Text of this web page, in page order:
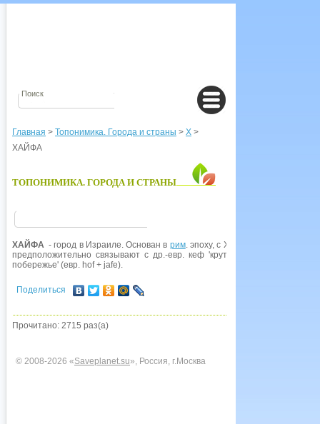
Главная > Топонимика. Города и страны > Х >
ХАЙФА
ТОПОНИМИКА. ГОРОДА И СТРАНЫ
ХАЙФА - город в Израиле. Основан в рим. эпоху, с XI в. сравнительно
предположительно связывают с др.-евр. кеф 'крутой обрыв, скала,
побережье' (евр. hof + jafe).
Поделиться
Прочитано: 2715 раз(а)
© 2008-2026 «Saveplanet.su», Россия, г.Москва